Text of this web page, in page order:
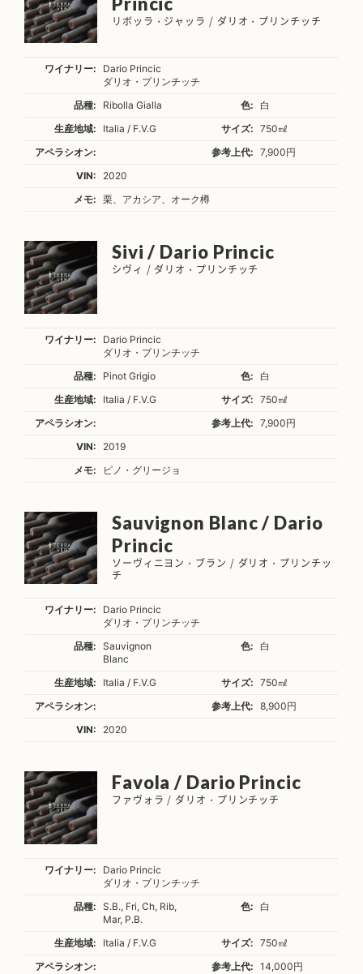
リボッラ・ジャッラ / ダリオ・プリンチッチ
ワイナリー:
Dario Princic
ダリオ・プリンチッチ
品種:
Ribolla Gialla 色:
白
生産地域:
Italia / F.V.G サイズ:
750㎖
アペラシオン:
参考上代:
7,900円
VIN:
2020
メモ:
栗、アカシア、オーク樽
Sivi / Dario Princic
シヴィ / ダリオ・プリンチッチ
ワイナリー:
Dario Princic
ダリオ・プリンチッチ
品種:
Pinot Grigio 色:
白
生産地域:
Italia / F.V.G サイズ:
750㎖
アペラシオン:
参考上代:
7,900円
VIN:
2019
メモ:
ピノ・グリージョ
Sauvignon Blanc / Dario
Princic
ソーヴィニヨン・ブラン / ダリオ・プリンチッ
チ
ワイナリー:
Dario Princic
ダリオ・プリンチッチ
品種:
Sauvignon
Blanc
色: 白
生産地域: Italia / F.V.G サイズ:
750㎖
アペラシオン:
参考上代:
8,900円
VIN:
2020
Favola / Dario Princic
ファヴォラ / ダリオ・プリンチッチ
ワイナリー:
Dario Princic
ダリオ・プリンチッチ
品種:
S.B., Fri, Ch, Rib,
Mar, P.B.
色: 白
生産地域: Italia / F.V.G サイズ:
750㎖
アペラシオン:
参考上代:
14,000円